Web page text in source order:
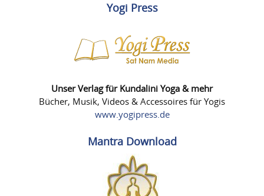
Yogi Press
Unser Verlag für Kundalini Yoga & mehr
Bücher, Musik, Videos & Accessoires für Yogis
www.yogipress.de
Mantra Download